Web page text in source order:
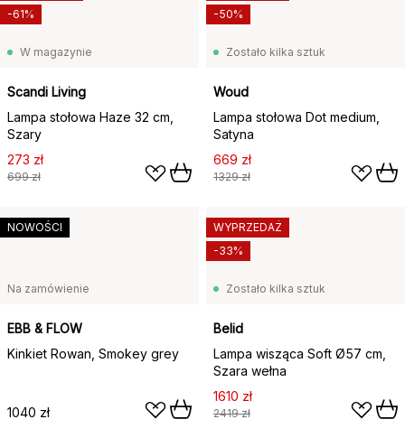
W magazynie
Scandi Living
Lampa stołowa Haze 32 cm,
Szary
273 zł
699 zł
-61%
Zostało kilka sztuk
Woud
Lampa stołowa Dot medium,
Satyna
669 zł
1329 zł
-50%
Na zamówienie
EBB & FLOW
Kinkiet Rowan, Smokey grey
1040 zł
NOWOŚCI
Zostało kilka sztuk
Belid
Lampa wisząca Soft Ø57 cm,
Szara wełna
1610 zł
2419 zł
WYPRZEDAŻ
-33%